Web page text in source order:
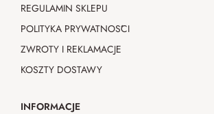
REGULAMIN SKLEPU
POLITYKA PRYWATNOŚCI
ZWROTY I REKLAMACJE
KOSZTY DOSTAWY
INFORMACJE